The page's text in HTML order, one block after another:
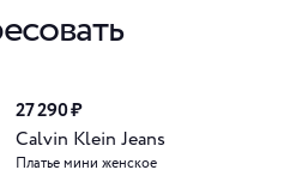
27 290 ₽
Calvin Klein Jeans
Платье мини женское